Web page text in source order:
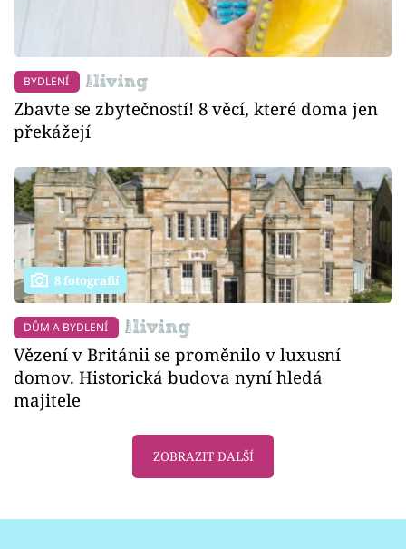
BYDLENÍ
Zbavte se zbytečností! 8 věcí, které doma jen
překážejí
8 fotografií
DŮM A BYDLENÍ
Vězení v Británii se proměnilo v luxusní
domov. Historická budova nyní hledá
majitele
ZOBRAZIT DALŠÍ